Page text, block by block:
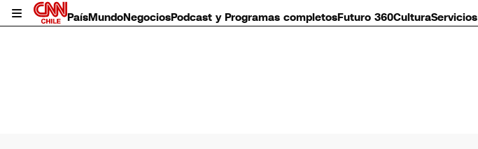
PaísMundoNegociosPodcast y Programas completosFuturo 360CulturaServicios